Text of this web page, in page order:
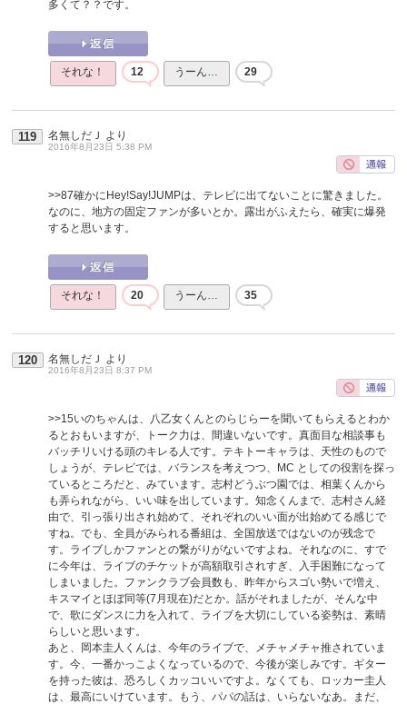
多くて？？です。
それな！ 12 うーん… 29
119 名無しだＪ より
2016年8月23日 5:38 PM
>>87確かにHey!Say!JUMPは、テレビに出てないことに驚きました。
なのに、地方の固定ファンが多いとか。露出がふえたら、確実に爆発
すると思います。
それな！ 20 うーん… 35
120 名無しだＪ より
2016年8月23日 8:37 PM
>>15いのちゃんは、八乙女くんとのらじらーを聞いてもらえるとわか
るとおもいますが、トーク力は、間違いないです。真面目な相談事も
バッチリいける頭のキレる人です。テキトーキャラは、天性のもので
しょうが、テレビでは、バランスを考えつつ、MC としての役割を探っ
ているところだと、みています。志村どうぶつ園では、相葉くんから
も弄られながら、いい味を出しています。知念くんまで、志村さん経
由で、引っ張り出され始めて、それぞれのいい面が出始めてる感じで
すね。でも、全員がみられる番組は、全国放送ではないのが残念で
す。ライブしかファンとの繋がりがないですよね。それなのに、すで
に今年は、ライブのチケットが高額取引されすぎ、入手困難になって
しまいました。ファンクラブ会員数も、昨年からスゴい勢いで増え、
キスマイとほぼ同等(7月現在)だとか。話がそれましたが、そんな中
で、歌にダンスに力を入れて、ライブを大切にしている姿勢は、素晴
らしいと思います。
あと、岡本圭人くんは、今年のライブで、メチャメチャ推されていま
す。今、一番かっこよくなっているので、今後が楽しみです。ギター
を持った彼は、恐ろしくカッコいいですよ。なくても、ロッカー圭人
は、最高にいけています。もう、パパの話は、いらないなあ。まだ、